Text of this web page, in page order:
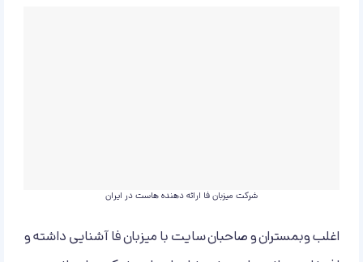
شرکت میزبان فا ارائه دهنده هاست در ایران
اغلب وبمستران و صاحبان سایت با میزبان فا آشنایی داشته و